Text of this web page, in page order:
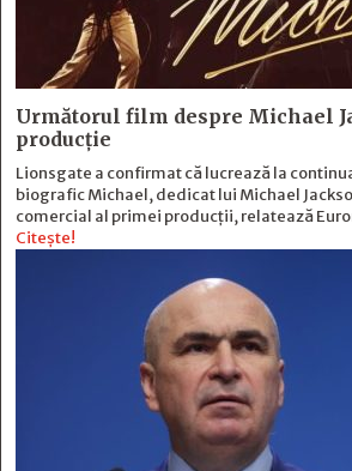
Următorul film despre Michael
producție
Lionsgate a confirmat că lucrează la
biografic Michael, dedicat lui Michael
comercial al primei producții, relatează
Citește!